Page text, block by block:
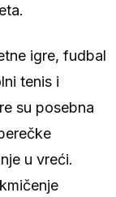
igre, fudbal
tenis i
su posebna
u vreći.